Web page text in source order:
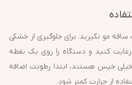
مو نگیرید. برای جلوگیری از خشکی
کنید و دستگاه را روی یک نقطه
خیلی خیس هستند، ابتدا رطوبت اضافه
از حرارت کمتر شود.